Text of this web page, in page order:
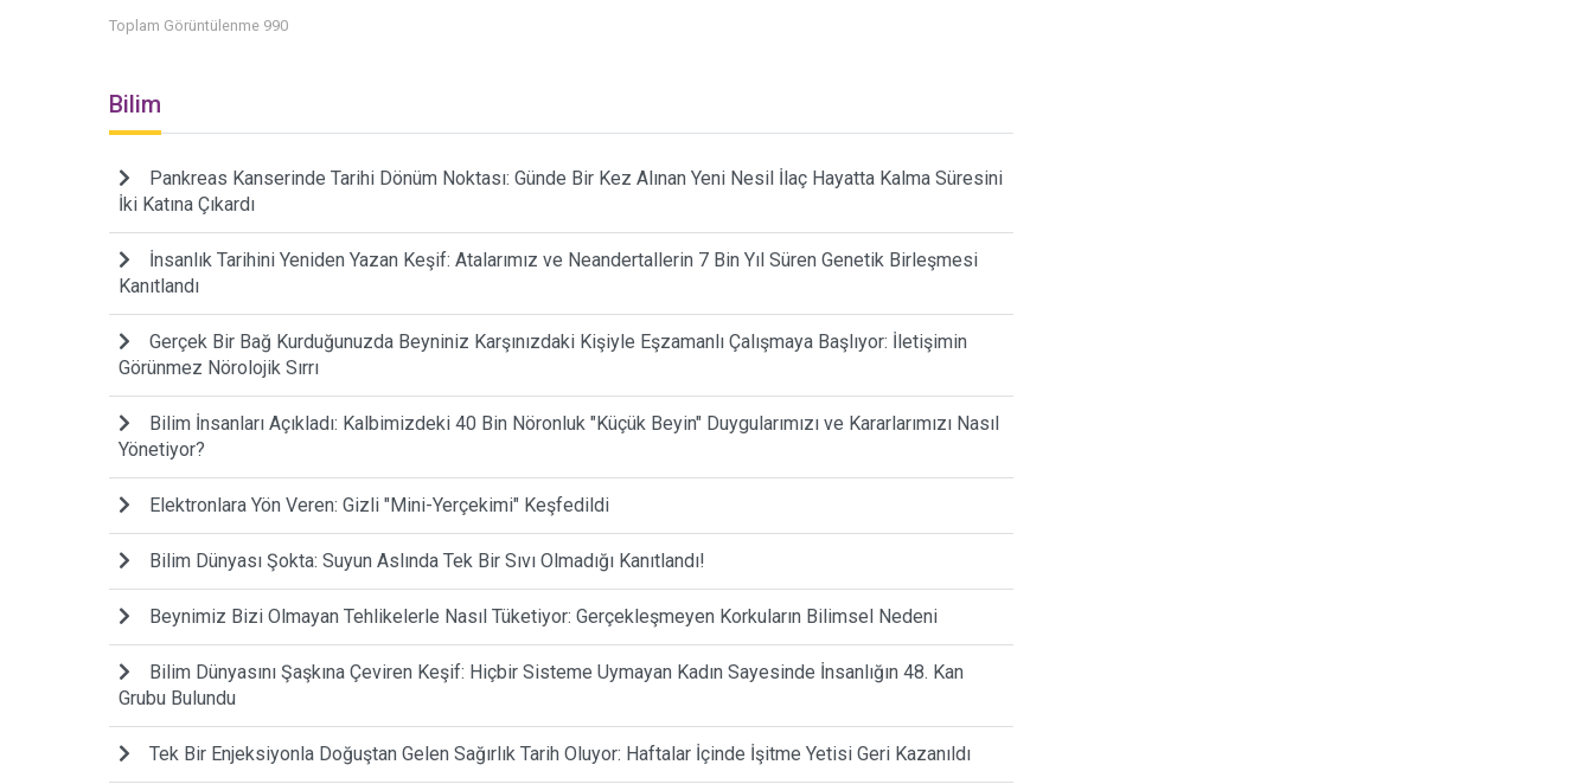
Toplam Görüntülenme 990
Bilim
Pankreas Kanserinde Tarihi Dönüm Noktası: Günde Bir Kez Alınan Yeni Nesil İlaç Hayatta Kalma Süresini
İki Katına Çıkardı
İnsanlık Tarihini Yeniden Yazan Keşif: Atalarımız ve Neandertallerin 7 Bin Yıl Süren Genetik Birleşmesi
Kanıtlandı
Gerçek Bir Bağ Kurduğunuzda Beyniniz Karşınızdaki Kişiyle Eşzamanlı Çalışmaya Başlıyor: İletişimin
Görünmez Nörolojik Sırrı
Bilim İnsanları Açıkladı: Kalbimizdeki 40 Bin Nöronluk "Küçük Beyin" Duygularımızı ve Kararlarımızı Nasıl
Yönetiyor?
Elektronlara Yön Veren: Gizli "Mini-Yerçekimi" Keşfedildi
Bilim Dünyası Şokta: Suyun Aslında Tek Bir Sıvı Olmadığı Kanıtlandı!
Beynimiz Bizi Olmayan Tehlikelerle Nasıl Tüketiyor: Gerçekleşmeyen Korkuların Bilimsel Nedeni
Bilim Dünyasını Şaşkına Çeviren Keşif: Hiçbir Sisteme Uymayan Kadın Sayesinde İnsanlığın 48. Kan
Grubu Bulundu
Tek Bir Enjeksiyonla Doğuştan Gelen Sağırlık Tarih Oluyor: Haftalar İçinde İşitme Yetisi Geri Kazanıldı